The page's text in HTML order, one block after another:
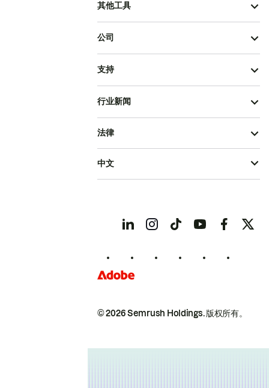
其他工具
公司
支持
行业新闻
© 2026 Semrush Holdings.版权所有。
法律
中文